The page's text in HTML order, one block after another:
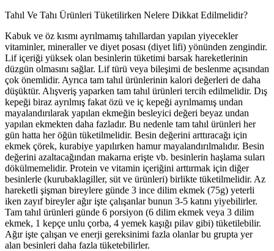
Tahıl Ve Tahı Ürünleri Tüketilirken Nelere Dikkat Edilmelidir?
Kabuk ve öz kısmı ayrılmamış tahıllardan yapılan yiyecekler
vitaminler, mineraller ve diyet posası (diyet lifi) yönünden zengindir.
Lif içeriği yüksek olan besinlerin tüketimi barsak hareketlerinin
düzgün olmasını sağlar. Lif türü veya bileşimi de beslenme açısından
çok önemlidir. Ayrıca tam tahıl ürünlerinin kalori değerleri de daha
düşüktür. Alışveriş yaparken tam tahıl ürünleri tercih edilmelidir. Dış
kepeği biraz ayrılmış fakat özü ve iç kepeği ayrılmamış undan
mayalandırılarak yapılan ekmeğin besleyici değeri beyaz undan
yapılan ekmekten daha fazladır. Bu nedenle tam tahıl ürünleri her
gün hatta her öğün tüketilmelidir. Besin değerini arttıracağı için
ekmek çörek, kurabiye yapılırken hamur mayalandırılmalıdır. Besin
değerini azaltacağından makarna erişte vb. besinlerin haşlama suları
dökülmemelidir. Protein ve vitamin içeriğini arttırmak için diğer
besinlerle (kurubaklagiller, süt ve ürünleri) birlikte tüketilmelidir. Az
hareketli şişman bireylere günde 3 ince dilim ekmek (75g) yeterli
iken zayıf bireyler ağır işte çalışanlar bunun 3-5 katını yiyebilirler.
Tam tahıl ürünleri günde 6 porsiyon (6 dilim ekmek veya 3 dilim
ekmek, 1 kepçe unlu çorba, 4 yemek kaşığı pilav gibi) tüketilebilir.
Ağır işte çalışan ve enerji gereksinimi fazla olanlar bu grupta yer
alan besinleri daha fazla tüketebilirler.